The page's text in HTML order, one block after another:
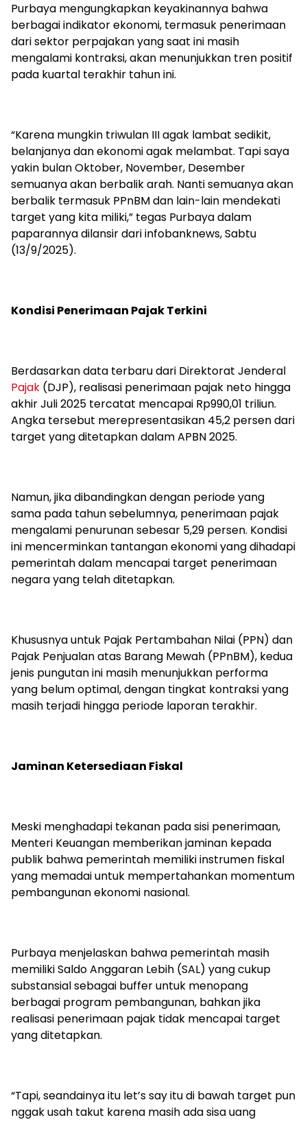
Purbaya mengungkapkan keyakinannya bahwa
berbagai indikator ekonomi, termasuk penerimaan
dari sektor perpajakan yang saat ini masih
mengalami kontraksi, akan menunjukkan tren positif
pada kuartal terakhir tahun ini.
“Karena mungkin triwulan III agak lambat sedikit,
belanjanya dan ekonomi agak melambat. Tapi saya
yakin bulan Oktober, November, Desember
semuanya akan berbalik arah. Nanti semuanya akan
berbalik termasuk PPnBM dan lain-lain mendekati
target yang kita miliki,” tegas Purbaya dalam
paparannya dilansir dari infobanknews, Sabtu
(13/9/2025).
Kondisi Penerimaan Pajak Terkini
Berdasarkan data terbaru dari Direktorat Jenderal
Pajak (DJP), realisasi penerimaan pajak neto hingga
akhir Juli 2025 tercatat mencapai Rp990,01 triliun.
Angka tersebut merepresentasikan 45,2 persen dari
target yang ditetapkan dalam APBN 2025.
Namun, jika dibandingkan dengan periode yang
sama pada tahun sebelumnya, penerimaan pajak
mengalami penurunan sebesar 5,29 persen. Kondisi
ini mencerminkan tantangan ekonomi yang dihadapi
pemerintah dalam mencapai target penerimaan
negara yang telah ditetapkan.
Khususnya untuk Pajak Pertambahan Nilai (PPN) dan
Pajak Penjualan atas Barang Mewah (PPnBM), kedua
jenis pungutan ini masih menunjukkan performa
yang belum optimal, dengan tingkat kontraksi yang
masih terjadi hingga periode laporan terakhir.
Jaminan Ketersediaan Fiskal
Meski menghadapi tekanan pada sisi penerimaan,
Menteri Keuangan memberikan jaminan kepada
publik bahwa pemerintah memiliki instrumen fiskal
yang memadai untuk mempertahankan momentum
pembangunan ekonomi nasional.
Purbaya menjelaskan bahwa pemerintah masih
memiliki Saldo Anggaran Lebih (SAL) yang cukup
substansial sebagai buffer untuk menopang
berbagai program pembangunan, bahkan jika
realisasi penerimaan pajak tidak mencapai target
yang ditetapkan.
“Tapi, seandainya itu let’s say itu di bawah target pun
nggak usah takut karena masih ada sisa uang